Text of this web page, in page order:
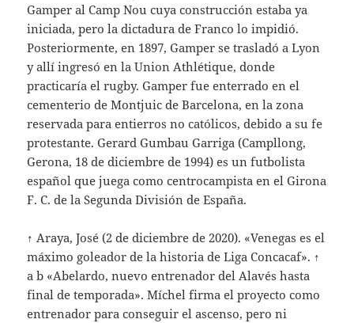
Gamper al Camp Nou cuya construcción estaba ya
iniciada, pero la dictadura de Franco lo impidió.
Posteriormente, en 1897, Gamper se trasladó a Lyon
y allí ingresó en la Union Athlétique, donde
practicaría el rugby. Gamper fue enterrado en el
cementerio de Montjuic de Barcelona, en la zona
reservada para entierros no católicos, debido a su fe
protestante. Gerard Gumbau Garriga (Campllong,
Gerona, 18 de diciembre de 1994) es un futbolista
español que juega como centrocampista en el Girona
F. C. de la Segunda División de España.
↑ Araya, José (2 de diciembre de 2020). «Venegas es el
máximo goleador de la historia de Liga Concacaf». ↑
a b «Abelardo, nuevo entrenador del Alavés hasta
final de temporada». Míchel firma el proyecto como
entrenador para conseguir el ascenso, pero ni